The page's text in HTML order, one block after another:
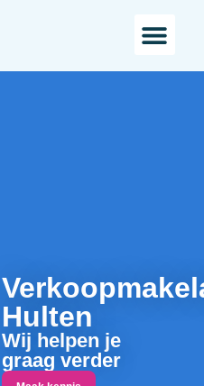
Hulten
Wij helpen je
graag verder